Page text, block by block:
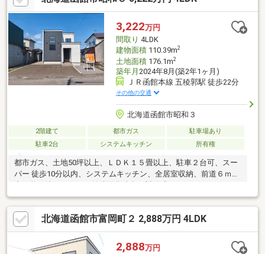
3,222万円
間取り 4LDK
建物面積110.39m2
土地面積176.1m2
築年月 2024年8月(築2年1ヶ月)
ＪＲ函館本線 五稜郭駅 徒歩22分
その他の交通
北海道函館市昭和３
2階建て 都市ガス
駐車場あり
駐車2台
システムキッチン 所有権
都市ガス、土地50坪以上、ＬＤＫ１５畳以上、駐車２台可、スー
パー 徒歩10分以内、システムキッチン、全居室収納、前道６ｍ以
ヶ所、浴室１坪以上、２階建、温水洗浄便座、浴室に窓、ＴＶモ
ニタ付インターホン、ウォークインクローゼット、シューズイン
クローク、全室東南向き、浄水器
北海道函館市富岡町２ 2,888万円 4LDK
2,888万円